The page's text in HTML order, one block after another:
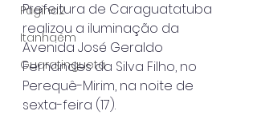
Página2
Itanhaém
Guaratinguetá
Prefeitura de Caraguatatuba
realizou a iluminação da
Avenida José Geraldo
Fernandes da Silva Filho, no
Perequê-Mirim, na noite de
sexta-feira (17).